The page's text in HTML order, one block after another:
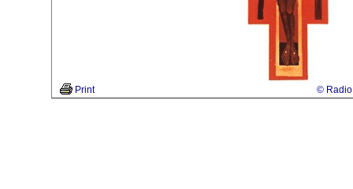
Print © Radio